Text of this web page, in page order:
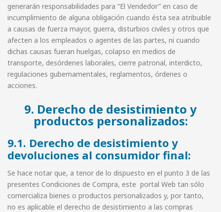
generarán responsabilidades para “El Vendedor” en caso de
incumplimiento de alguna obligación cuando ésta sea atribuible
a causas de fuerza mayor, guerra, disturbios civiles y otros que
afecten a los empleados o agentes de las partes, ni cuando
dichas causas fueran huelgas, colapso en medios de
transporte, desórdenes laborales, cierre patronal, interdicto,
regulaciones gubernamentales, reglamentos, órdenes o
acciones.
9. Derecho de desistimiento y
productos personalizados:
9.1. Derecho de desistimiento y
devoluciones al consumidor final:
Se hace notar que, a tenor de lo dispuesto en el punto 3 de las
presentes Condiciones de Compra, este portal Web tan sólo
comercializa bienes o productos personalizados y, por tanto,
no es aplicable el derecho de desistimiento a las compras